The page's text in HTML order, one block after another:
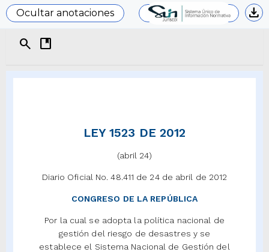
Ocultar anotaciones
download
search developer_guide
LEY 1523 DE 2012
(abril 24)
Diario Oficial No. 48.411 de 24 de abril de 2012
CONGRESO DE LA REPÚBLICA
Por la cual se adopta la política nacional de
gestión del riesgo de desastres y se
establece el Sistema Nacional de Gestión del